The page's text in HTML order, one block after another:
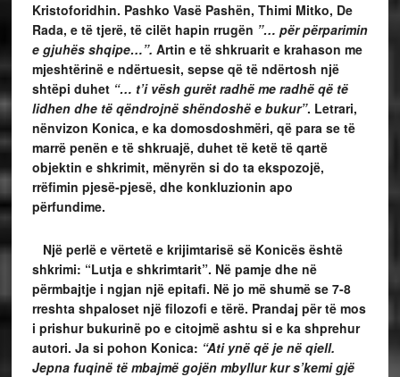
Kristoforidhin. Pashko Vasë Pashën, Thimi Mitko, De
Rada, e të tjerë, të cilët hapin rrugën ”… për përparimin
e gjuhës shqipe…”. Artin e të shkruarit e krahason me
mjeshtërinë e ndërtuesit, sepse që të ndërtosh një
shtëpi duhet “… t’i vësh gurët radhë me radhë që të
lidhen dhe të qëndrojnë shëndoshë e bukur”. Letrari,
nënvizon Konica, e ka domosdoshmëri, që para se të
marrë penën e të shkruajë, duhet të ketë të qartë
objektin e shkrimit, mënyrën si do ta ekspozojë,
rrëfimin pjesë-pjesë, dhe konkluzionin apo
përfundime.
Një perlë e vërtetë e krijimtarisë së Konicës është
shkrimi: “Lutja e shkrimtarit”. Në pamje dhe në
përmbajtje i ngjan një epitafi. Në jo më shumë se 7-8
rreshta shpaloset një filozofi e tërë. Prandaj për të mos
i prishur bukurinë po e citojmë ashtu si e ka shprehur
autori. Ja si pohon Konica: “Ati ynë që je në qiell.
Jepna fuqinë të mbajmë gojën mbyllur kur s’kemi gjë